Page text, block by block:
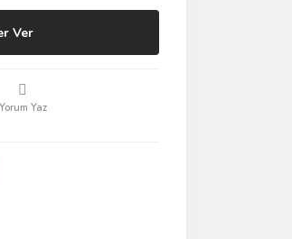
Ver
Yorum Yaz